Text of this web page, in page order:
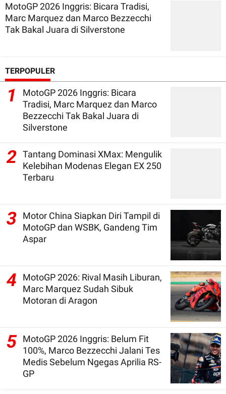
MotoGP 2026 Inggris: Bicara Tradisi,
Marc Marquez dan Marco Bezzecchi
Tak Bakal Juara di Silverstone
TERPOPULER
1
MotoGP 2026 Inggris: Bicara
Tradisi, Marc Marquez dan Marco
Bezzecchi Tak Bakal Juara di
Silverstone
2 Tantang Dominasi XMax: Mengulik
Kelebihan Modenas Elegan EX 250
Terbaru
3
Motor China Siapkan Diri Tampil di
MotoGP dan WSBK, Gandeng Tim
Aspar
4
MotoGP 2026: Rival Masih Liburan,
Marc Marquez Sudah Sibuk
Motoran di Aragon
5 MotoGP 2026 Inggris: Belum Fit
100%, Marco Bezzecchi Jalani Tes
Medis Sebelum Ngegas Aprilia RS-
GP